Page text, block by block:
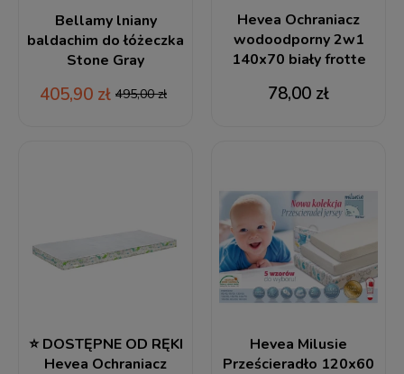
Bellamy lniany
baldachim do łóżeczka
Stone Gray
405,90 zł 495,00 zł
Hevea Ochraniacz
wodoodporny 2w1
140x70 biały frotte
78,00 zł
⭐ DOSTĘPNE OD RĘKI
Hevea Ochraniacz
Hevea Milusie
Prześcieradło 120x60